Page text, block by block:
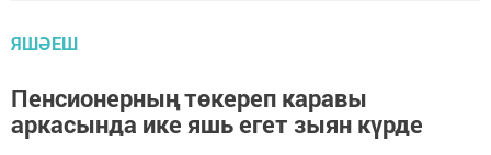
ЯШӘЕШ
Пенсионерның төкереп каравы
аркасында ике яшь егет зыян күрде